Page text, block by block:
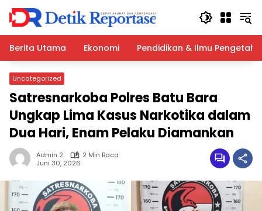
Langsung
konten
Berita Utama
Ekonomi Pendidikan & Ilmu
Uncategorized
Satresnarkoba Polres Batu Bara
Ungkap Lima Kasus Narkotika dalam
Dua Hari, Enam Pelaku Diamankan
Admin 2
2 Min Baca
Juni 30, 2026